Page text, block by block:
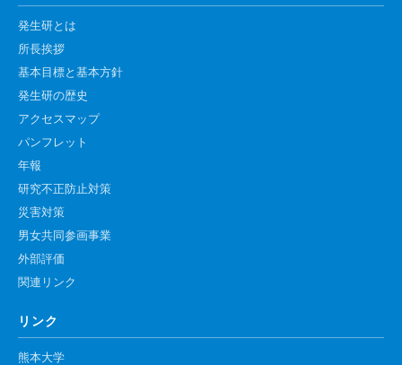
研究試料供給
In situ hybridization
キャピラリーシーケンス
共通機器予約
カンファレンス・ルーム予約
大判プリンター予約
発生研とは
所長挨拶
基本目標と基本方針
発生研の歴史
アクセスマップ
パンフレット
年報
研究不正防止対策
災害対策
男女共同参画事業
外部評価
関連リンク
リンク
熊本大学